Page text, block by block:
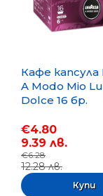
Кафе капсула
A Modo Mio
Dolce 16 бр.
€4.80
9.39 лв.
€6.28
12.28 лв.